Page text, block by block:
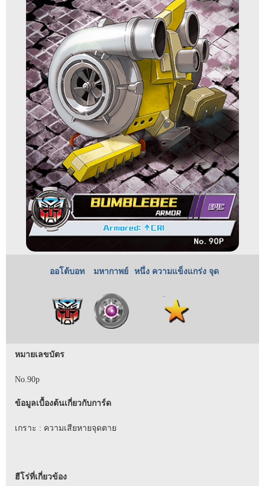
ออโต้บอท มหากาพย์ หนึ่ง ความแข็งแกร่ง จุด
หมายเลขบัตร
No.90p
ข้อมูลเบื้องต้นเกี่ยวกับการ์ด
เกราะ : ความเสียหายจุดตาย
ฮีโร่ที่เกี่ยวข้อง